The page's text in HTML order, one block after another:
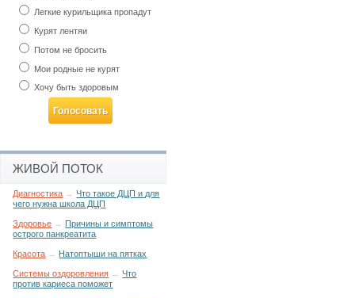
Легкие курильщика пропадут
Курят лентяи
Потом не бросить
Мои родные не курят
Хочу быть здоровым
ЖИВОЙ ПОТОК
Диагностика →Что такое ДЦП и для
чего нужна школа ДЦП
Здоровье → Причины и симптомы
острого панкреатита
Красота → Натоптыши на пятках
Системы оздоровления →Что
против кариеса поможет